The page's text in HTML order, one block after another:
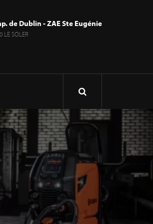
de Dublin - ZAE Ste Eugénie
LE SOLER